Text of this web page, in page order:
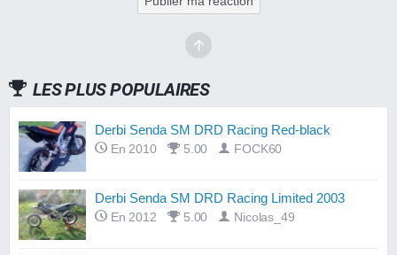
LES PLUS POPULAIRES
Derbi Senda SM DRD Racing Red-black
En 2010 5.00 FOCK60
Derbi Senda SM DRD Racing Limited 2003
En 2012 5.00 Nicolas_49